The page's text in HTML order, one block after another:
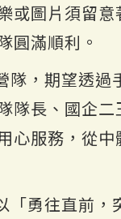
圖片須留意
圓滿順利。
，期望透過
隊長、國企
心服務，從
勇往直前，